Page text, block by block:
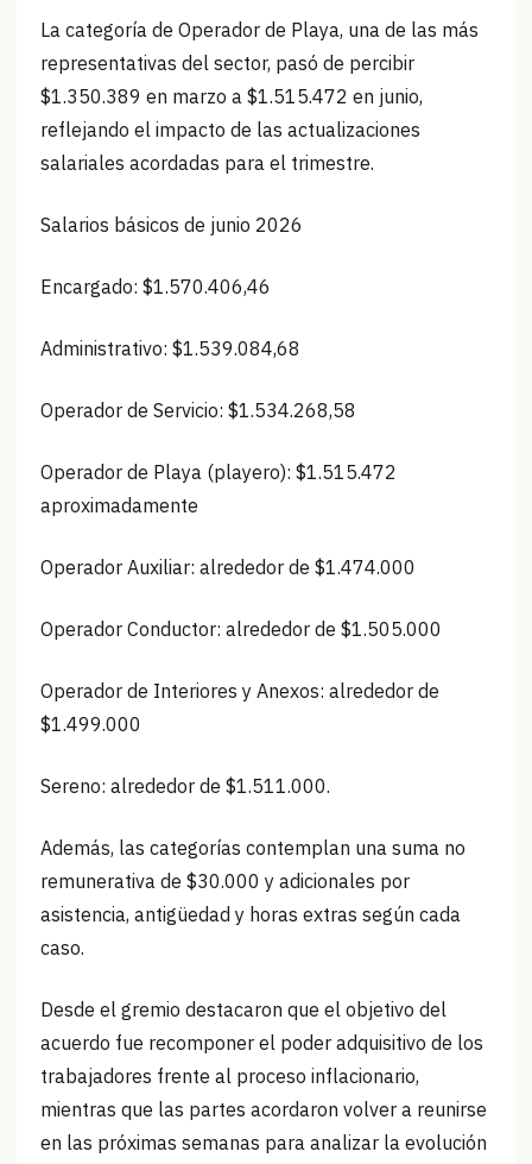
La categoría de Operador de Playa, una de las más
representativas del sector, pasó de percibir
$1.350.389 en marzo a $1.515.472 en junio,
reflejando el impacto de las actualizaciones
salariales acordadas para el trimestre.
Salarios básicos de junio 2026
Encargado: $1.570.406,46
Administrativo: $1.539.084,68
Operador de Servicio: $1.534.268,58
Operador de Playa (playero): $1.515.472
aproximadamente
Operador Auxiliar: alrededor de $1.474.000
Operador Conductor: alrededor de $1.505.000
Operador de Interiores y Anexos: alrededor de
$1.499.000
Sereno: alrededor de $1.511.000.
Además, las categorías contemplan una suma no
remunerativa de $30.000 y adicionales por
asistencia, antigüedad y horas extras según cada
caso.
Desde el gremio destacaron que el objetivo del
acuerdo fue recomponer el poder adquisitivo de los
trabajadores frente al proceso inflacionario,
mientras que las partes acordaron volver a reunirse
en las próximas semanas para analizar la evolución